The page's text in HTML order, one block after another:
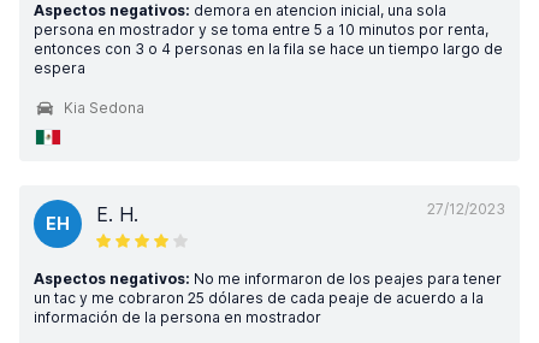
Aspectos negativos: demora en atencion inicial, una sola
persona en mostrador y se toma entre 5 a 10 minutos por renta,
entonces con 3 o 4 personas en la fila se hace un tiempo largo de
espera
Kia Sedona
27/12/2023
EH E. H.
Aspectos negativos: No me informaron de los peajes para tener
un tac y me cobraron 25 dólares de cada peaje de acuerdo a la
información de la persona en mostrador